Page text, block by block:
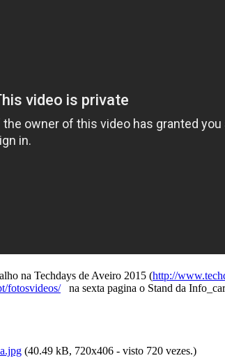
na Techdays de Aveiro 2015 (http://
fotosvideos/na sexta pagina o Stand da
(40.49 kB, 720x406 - visto 720 vezes.)